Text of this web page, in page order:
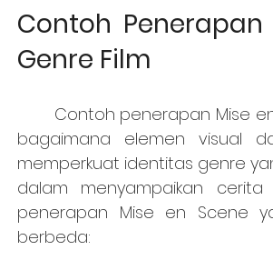
Contoh
Genre Film
bagaimana elemen visual
memperkuat identitas genre
dalam menyampaikan
penerapan Mise en Scene
berbeda: